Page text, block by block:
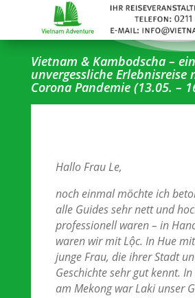
Vietnam & Kambodscha –
unvergessliche Erlebnisreise
Corona Pandemie (13.05. –
Hallo Frau Le,
noch einmal möchte ich
alle Guides sehr nett und
professionell waren – in
waren wir mit Lộc. In Hue
junge Frau, die ihrer Stadt
Geschichte sehr gut kennt.
am Mekong war Laki unser